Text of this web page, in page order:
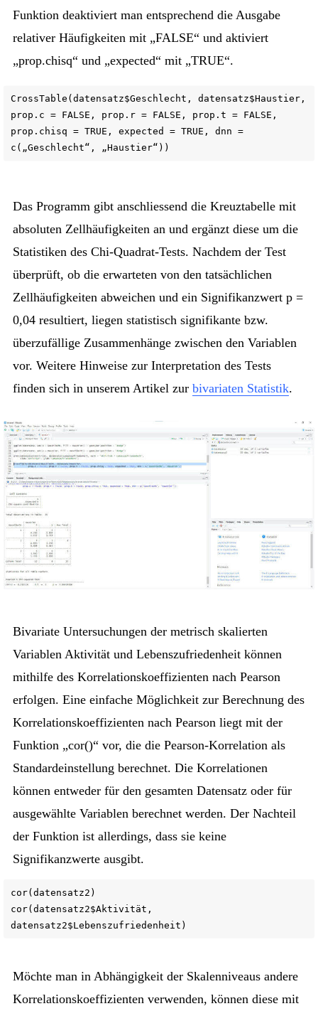
Funktion deaktiviert man entsprechend die Ausgabe
relativer Häufigkeiten mit „FALSE“ und aktiviert
„prop.chisq“ und „expected“ mit „TRUE“.
CrossTable(datensatz$Geschlecht, datensatz$Haustier,
prop.c = FALSE, prop.r = FALSE, prop.t = FALSE,
prop.chisq = TRUE, expected = TRUE, dnn =
c(„Geschlecht“, „Haustier“))
Das Programm gibt anschliessend die Kreuztabelle mit
absoluten Zellhäufigkeiten an und ergänzt diese um die
Statistiken des Chi-Quadrat-Tests. Nachdem der Test
überprüft, ob die erwarteten von den tatsächlichen
Zellhäufigkeiten abweichen und ein Signifikanzwert p =
0,04 resultiert, liegen statistisch signifikante bzw.
überzufällige Zusammenhänge zwischen den Variablen
vor. Weitere Hinweise zur Interpretation des Tests
finden sich in unserem Artikel zur bivariaten Statistik.
Bivariate Untersuchungen der metrisch skalierten
Variablen Aktivität und Lebenszufriedenheit können
mithilfe des Korrelationskoeffizienten nach Pearson
erfolgen. Eine einfache Möglichkeit zur Berechnung des
Korrelationskoeffizienten nach Pearson liegt mit der
Funktion „cor()“ vor, die die Pearson-Korrelation als
Standardeinstellung berechnet. Die Korrelationen
können entweder für den gesamten Datensatz oder für
ausgewählte Variablen berechnet werden. Der Nachteil
der Funktion ist allerdings, dass sie keine
Signifikanzwerte ausgibt.
cor(datensatz2)
cor(datensatz2$Aktivität,
datensatz2$Lebenszufriedenheit)
Möchte man in Abhängigkeit der Skalenniveaus andere
Korrelationskoeffizienten verwenden, können diese mit